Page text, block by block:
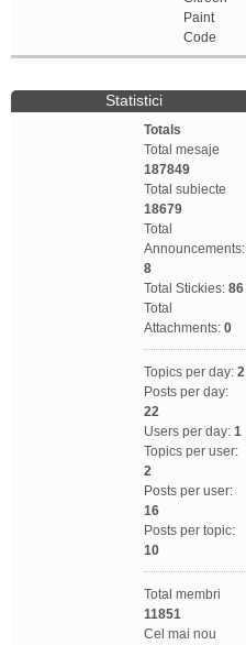
Paint
Code
Statistici
Totals
Total mesaje
187849
Total subiecte
18679
Total
Announcements:
8
Total Stickies: 86
Total
Attachments: 0
Topics per day: 2
Posts per day:
22
Users per day: 1
Topics per user:
2
Posts per user:
16
Posts per topic:
10
Total membri
11851
Cel mai nou